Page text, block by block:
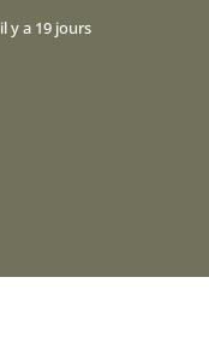
il y a 19 jours